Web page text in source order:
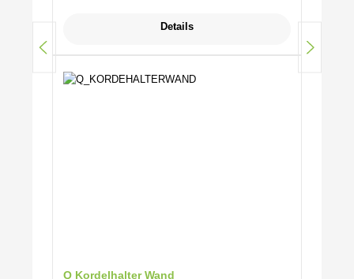
Details
Q Kordelhalter Wand